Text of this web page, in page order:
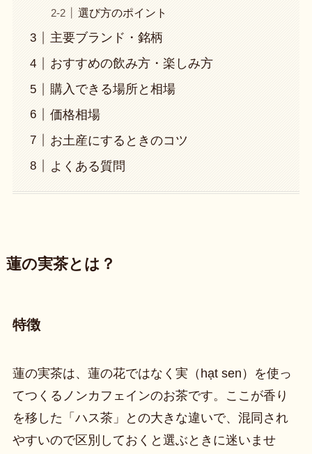
選び方のポイント
主要ブランド・銘柄
おすすめの飲み方・楽しみ方
購入できる場所と相場
価格相場
お土産にするときのコツ
よくある質問
蓮の実茶とは？
特徴
蓮の実茶は、蓮の花ではなく実（hạt sen）を使っ
てつくるノンカフェインのお茶です。ここが香り
を移した「ハス茶」との大きな違いで、混同され
やすいので区別しておくと選ぶときに迷いませ